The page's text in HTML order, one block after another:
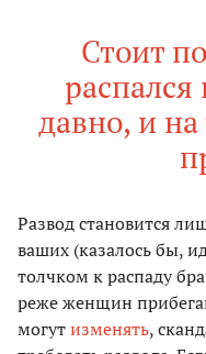
Стоит
распался
давно, и
Развод становится
ваших (казалось бы,
толчком к распаду
реже женщин
могутизменять,